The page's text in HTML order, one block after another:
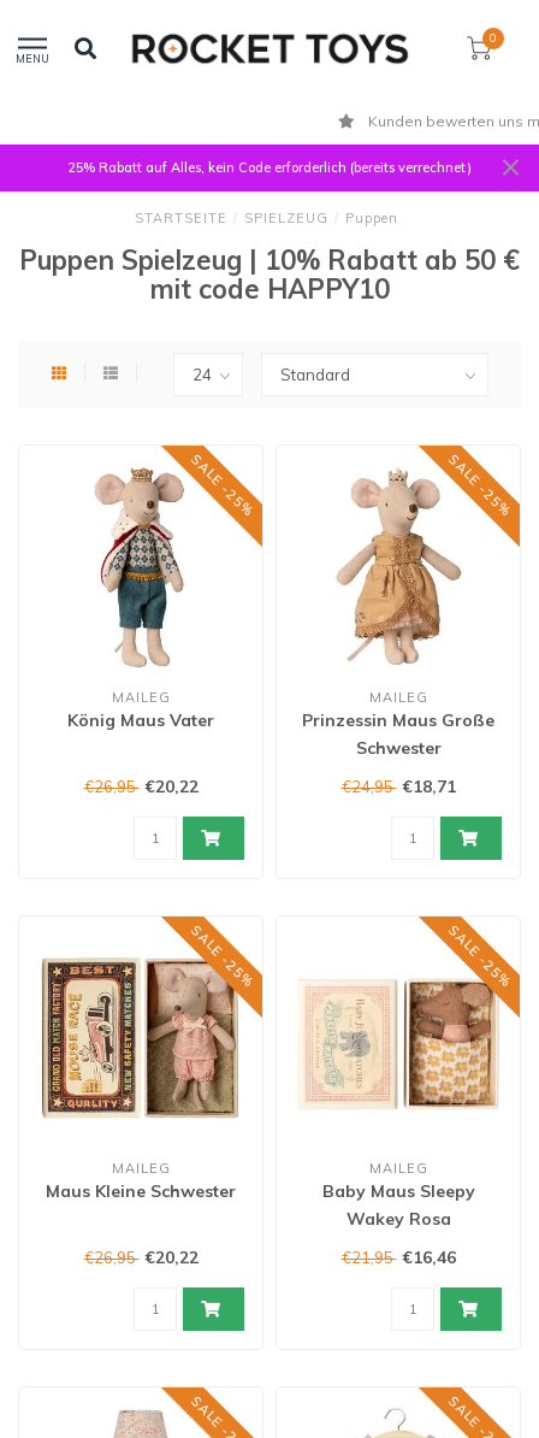
MENU
0
Kunden bewerten uns mit 9,3
25% Rabatt auf Alles, kein Code erforderlich (bereits verrechnet)
STARTSEITE / SPIELZEUG / Puppen
Puppen Spielzeug | 10% Rabatt ab 50 €
mit code HAPPY10
SALE -25%
MAILEG
König Maus Vater
€26,95 €20,22
SALE -25%
MAILEG
Prinzessin Maus Große
Schwester
€24,95 €18,71
SALE -25%
MAILEG
Maus Kleine Schwester
€26,95 €20,22
SALE -25%
MAILEG
Baby Maus Sleepy
Wakey Rosa
€21,95 €16,46